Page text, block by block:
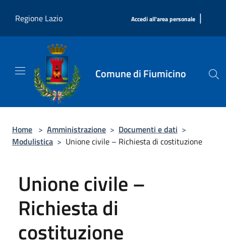
Regione Lazio
Accedi all'area personale |
Comune di Fiumicino
Home > Amministrazione > Documenti e dati >
Modulistica > Unione civile – Richiesta di costituzione
Unione civile –
Richiesta di
costituzione